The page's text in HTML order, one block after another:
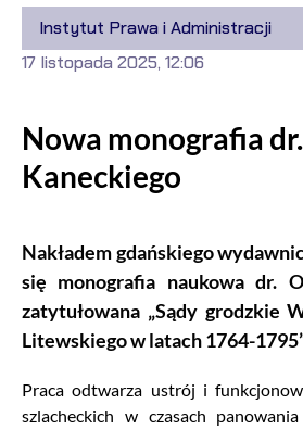
Instytut Prawa i Administracji
Nowa monografia
Kaneckiego
Nakładem gdańskiego
się monografia naukowa dr.
zatytułowana „Sądy grodzkie
Litewskiego w latach 1764-
17 listopada 2025, 12:06
Praca odtwarza ustrój i
szlacheckich w czasach